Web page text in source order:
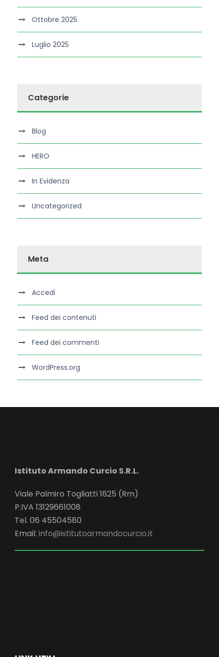
Ottobre 2025
Luglio 2025
Categorie
Blog
HERO
In Evidenza
Uncategorized
Meta
Accedi
Feed dei contenuti
Feed dei commenti
WordPress.org
Istituto Armando Curcio S.R.L.
Viale Palmiro Togliatti 1625 (Rm)
P.IVA 13129661008
Tel. 06 45504580
Email: info@istitutoarmandocurcio.it